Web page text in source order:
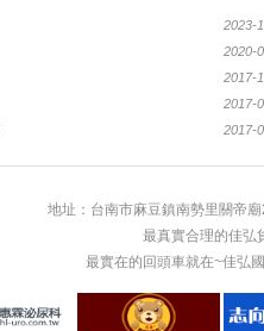
2023-
2020-
2017-
2017-
2017-
地址：台南市麻豆鎮南勢里關帝
最真實合理的佳弘
最實在的回頭車就在~佳弘